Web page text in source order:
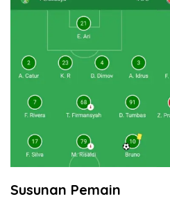
Susunan Pemain